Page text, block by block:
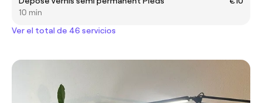
10 min
Ver el total de 46 servicios